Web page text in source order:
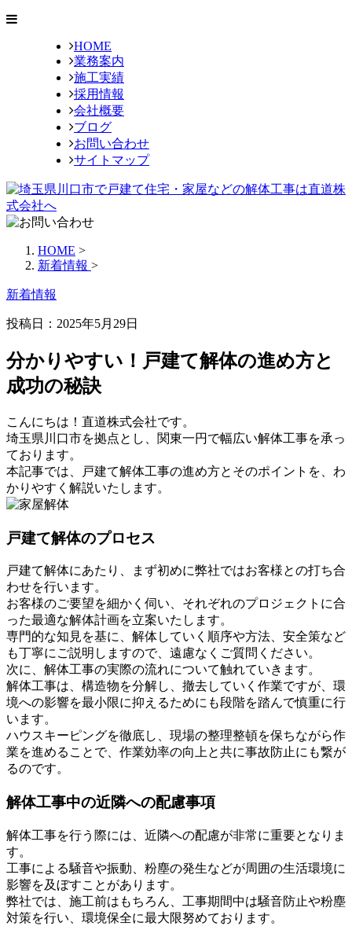
HOME
業務案内
施工実績
採用情報
会社概要
ブログ
お問い合わせ
サイトマップ
HOME >
新着情報 >
新着情報
投稿日：2025年5月29日
分かりやすい！戸建て解体の進め方と
成功の秘訣
こんにちは！直道株式会社です。
埼玉県川口市を拠点とし、関東一円で幅広い解体工事を承っ
ております。
本記事では、戸建て解体工事の進め方とそのポイントを、わ
かりやすく解説いたします。
戸建て解体のプロセス
戸建て解体にあたり、まず初めに弊社ではお客様との打ち合
わせを行います。
お客様のご要望を細かく伺い、それぞれのプロジェクトに合
った最適な解体計画を立案いたします。
専門的な知見を基に、解体していく順序や方法、安全策など
も丁寧にご説明しますので、遠慮なくご質問ください。
次に、解体工事の実際の流れについて触れていきます。
解体工事は、構造物を分解し、撤去していく作業ですが、環
境への影響を最小限に抑えるためにも段階を踏んで慎重に行
います。
ハウスキーピングを徹底し、現場の整理整頓を保ちながら作
業を進めることで、作業効率の向上と共に事故防止にも繋が
るのです。
解体工事中の近隣への配慮事項
解体工事を行う際には、近隣への配慮が非常に重要となりま
す。
工事による騒音や振動、粉塵の発生などが周囲の生活環境に
影響を及ぼすことがあります。
弊社では、施工前はもちろん、工事期間中は騒音防止や粉塵
対策を行い、環境保全に最大限努めております。